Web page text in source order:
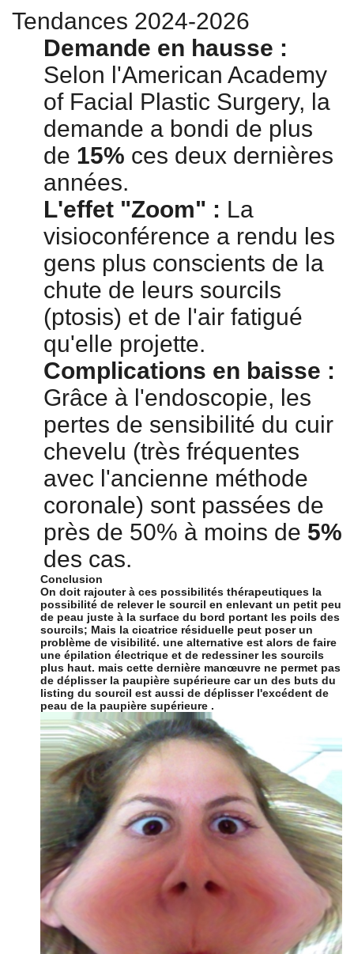
Tendances 2024-2026
Demande en hausse :
Selon l'American Academy
of Facial Plastic Surgery, la
demande a bondi de plus
de 15% ces deux dernières
années.
L'effet "Zoom" : La
visioconférence a rendu les
gens plus conscients de la
chute de leurs sourcils
(ptosis) et de l'air fatigué
qu'elle projette.
Complications en baisse :
Grâce à l'endoscopie, les
pertes de sensibilité du cuir
chevelu (très fréquentes
avec l'ancienne méthode
coronale) sont passées de
près de 50% à moins de 5%
des cas.
Conclusion
On doit rajouter à ces possibilités thérapeutiques la
possibilité de relever le sourcil en enlevant un petit peu
de peau juste à la surface du bord portant les poils des
sourcils; Mais la cicatrice résiduelle peut poser un
problème de visibilité. une alternative est alors de faire
une épilation électrique et de redessiner les sourcils
plus haut. mais cette dernière manœuvre ne permet pas
de déplisser la paupière supérieure car un des buts du
listing du sourcil est aussi de déplisser l'excédent de
peau de la paupière supérieure .